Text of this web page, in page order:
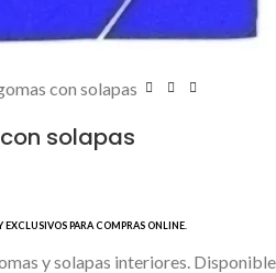
con solapas
solapas
y solapas interiores. Disponible